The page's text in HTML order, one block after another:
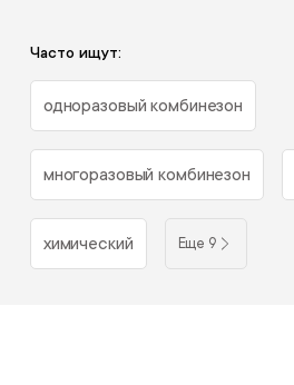
Часто ищут:
одноразовый комбинезон
многоразовый комбинезон
химический Еще 9